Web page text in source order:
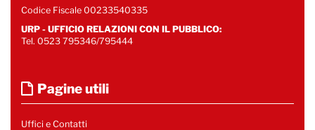
Codice Fiscale 00233540335
URP - UFFICIO RELAZIONI CON IL PUBBLICO:
Tel. 0523 795346/795444
Pagine utili
Uffici e Contatti